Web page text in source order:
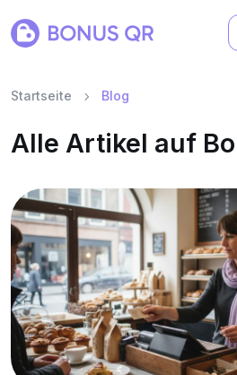
Startseite Blog
Alle Artikel auf